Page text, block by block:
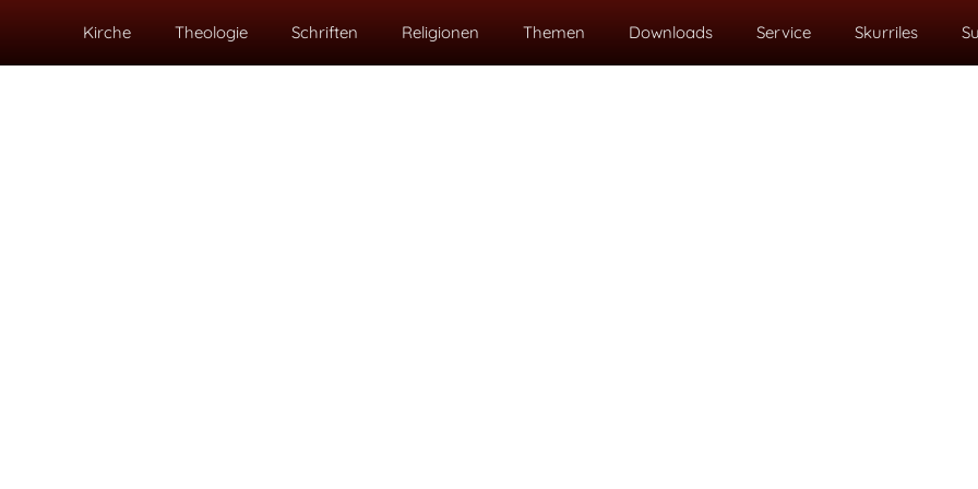
Kirche Theologie Schriften Religionen Themen Downloads Service Skurriles